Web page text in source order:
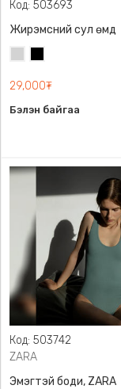
Код: 503693
Жирэмсний сул өмд
29,000₮
Бэлэн байгаа
Код: 503742
ZARA
Эмэгтэй боди, ZARA